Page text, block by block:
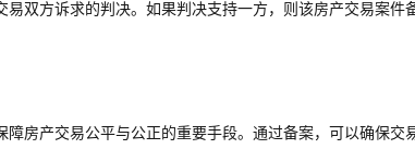
双方诉求的判决。如果判决支持一方，则该房产交易案件
房产交易公平与公正的重要手段。通过备案，可以确保交